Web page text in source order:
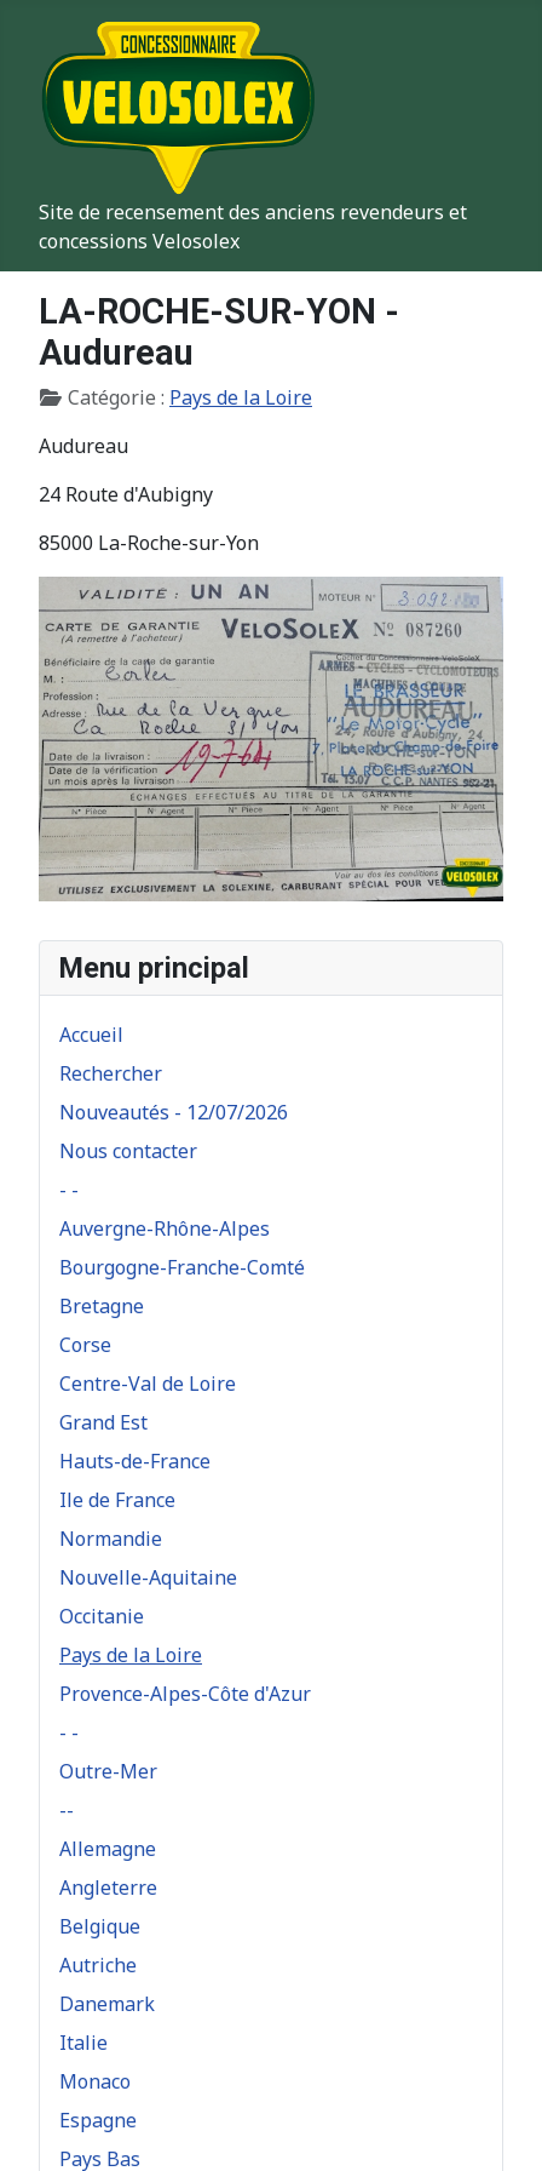
Site de recensement des anciens revendeurs et
concessions Velosolex
Menu principal
Accueil
Rechercher
Nouveautés - 12/07/2026
Nous contacter
- -
Auvergne-Rhône-Alpes
Bourgogne-Franche-Comté
Bretagne
Corse
Centre-Val de Loire
Grand Est
Hauts-de-France
Ile de France
Normandie
Nouvelle-Aquitaine
Occitanie
Pays de la Loire
Provence-Alpes-Côte d'Azur
- -
Outre-Mer
--
Allemagne
Angleterre
Belgique
Autriche
Danemark
Italie
Monaco
Espagne
Pays Bas
LA-ROCHE-SUR-YON -
Audureau
Détails
Catégorie : Pays de la Loire
Audureau
24 Route d'Aubigny
85000 La-Roche-sur-Yon